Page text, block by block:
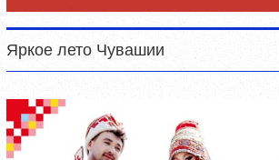
Яркое лето Чувашии